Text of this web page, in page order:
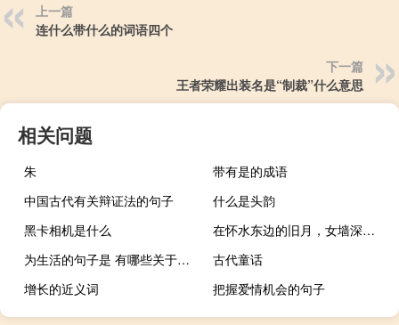
上一篇
连什么带什么的词语四个
下一篇
王者荣耀出装名是“制裁”什么意思
相关问题
朱
带有是的成语
中国古代有关辩证法的句子
什么是头韵
黑卡相机是什么
在怀水东边的旧月，女墙深夜来了
为生活的句子是 有哪些关于生活的经典句子
古代童话
增长的近义词
把握爱情机会的句子